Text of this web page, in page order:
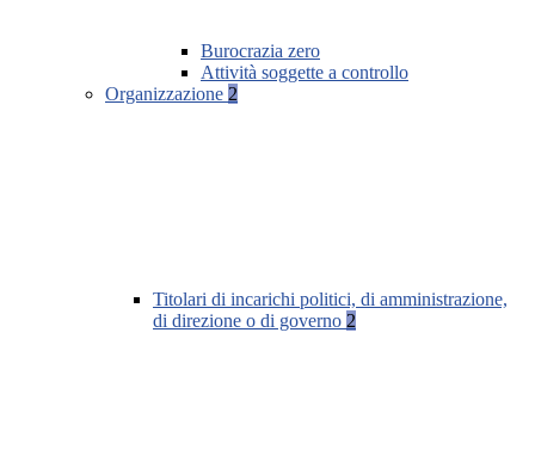
Burocrazia zero
Attività soggette a controllo
Organizzazione 2
Titolari di incarichi politici, di amministrazione,
di direzione o di governo 2